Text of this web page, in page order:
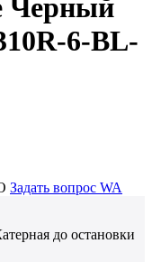
Черный
6-BL-
Задать вопрос WA
до остановки